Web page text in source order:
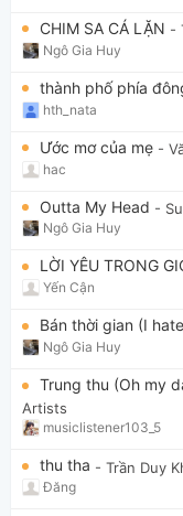
CHIM SA CÁ LẶN -
Ngô Gia Huy
thành phố phía
hth_nata
Ước mơ của mẹ -
hac
Outta My Head -
Ngô Gia Huy
LỜI YÊU TRONG
Yến Cận
Bán thời gian (I
Ngô Gia Huy
Trung thu (Oh my
Artists
musiclistener103_5
thu tha - Trần Duy
Đăng